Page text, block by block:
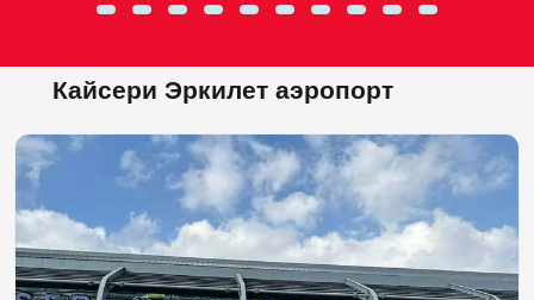
Кайсери Эркилет аэропорт